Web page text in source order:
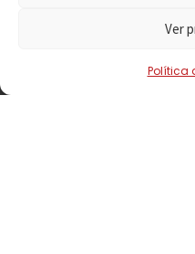
Ver
Política